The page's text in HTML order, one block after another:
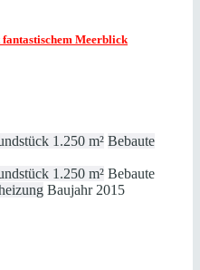
Meerblick
1.250 m² Bebaute
1.250 m² Bebaute
Baujahr 2015